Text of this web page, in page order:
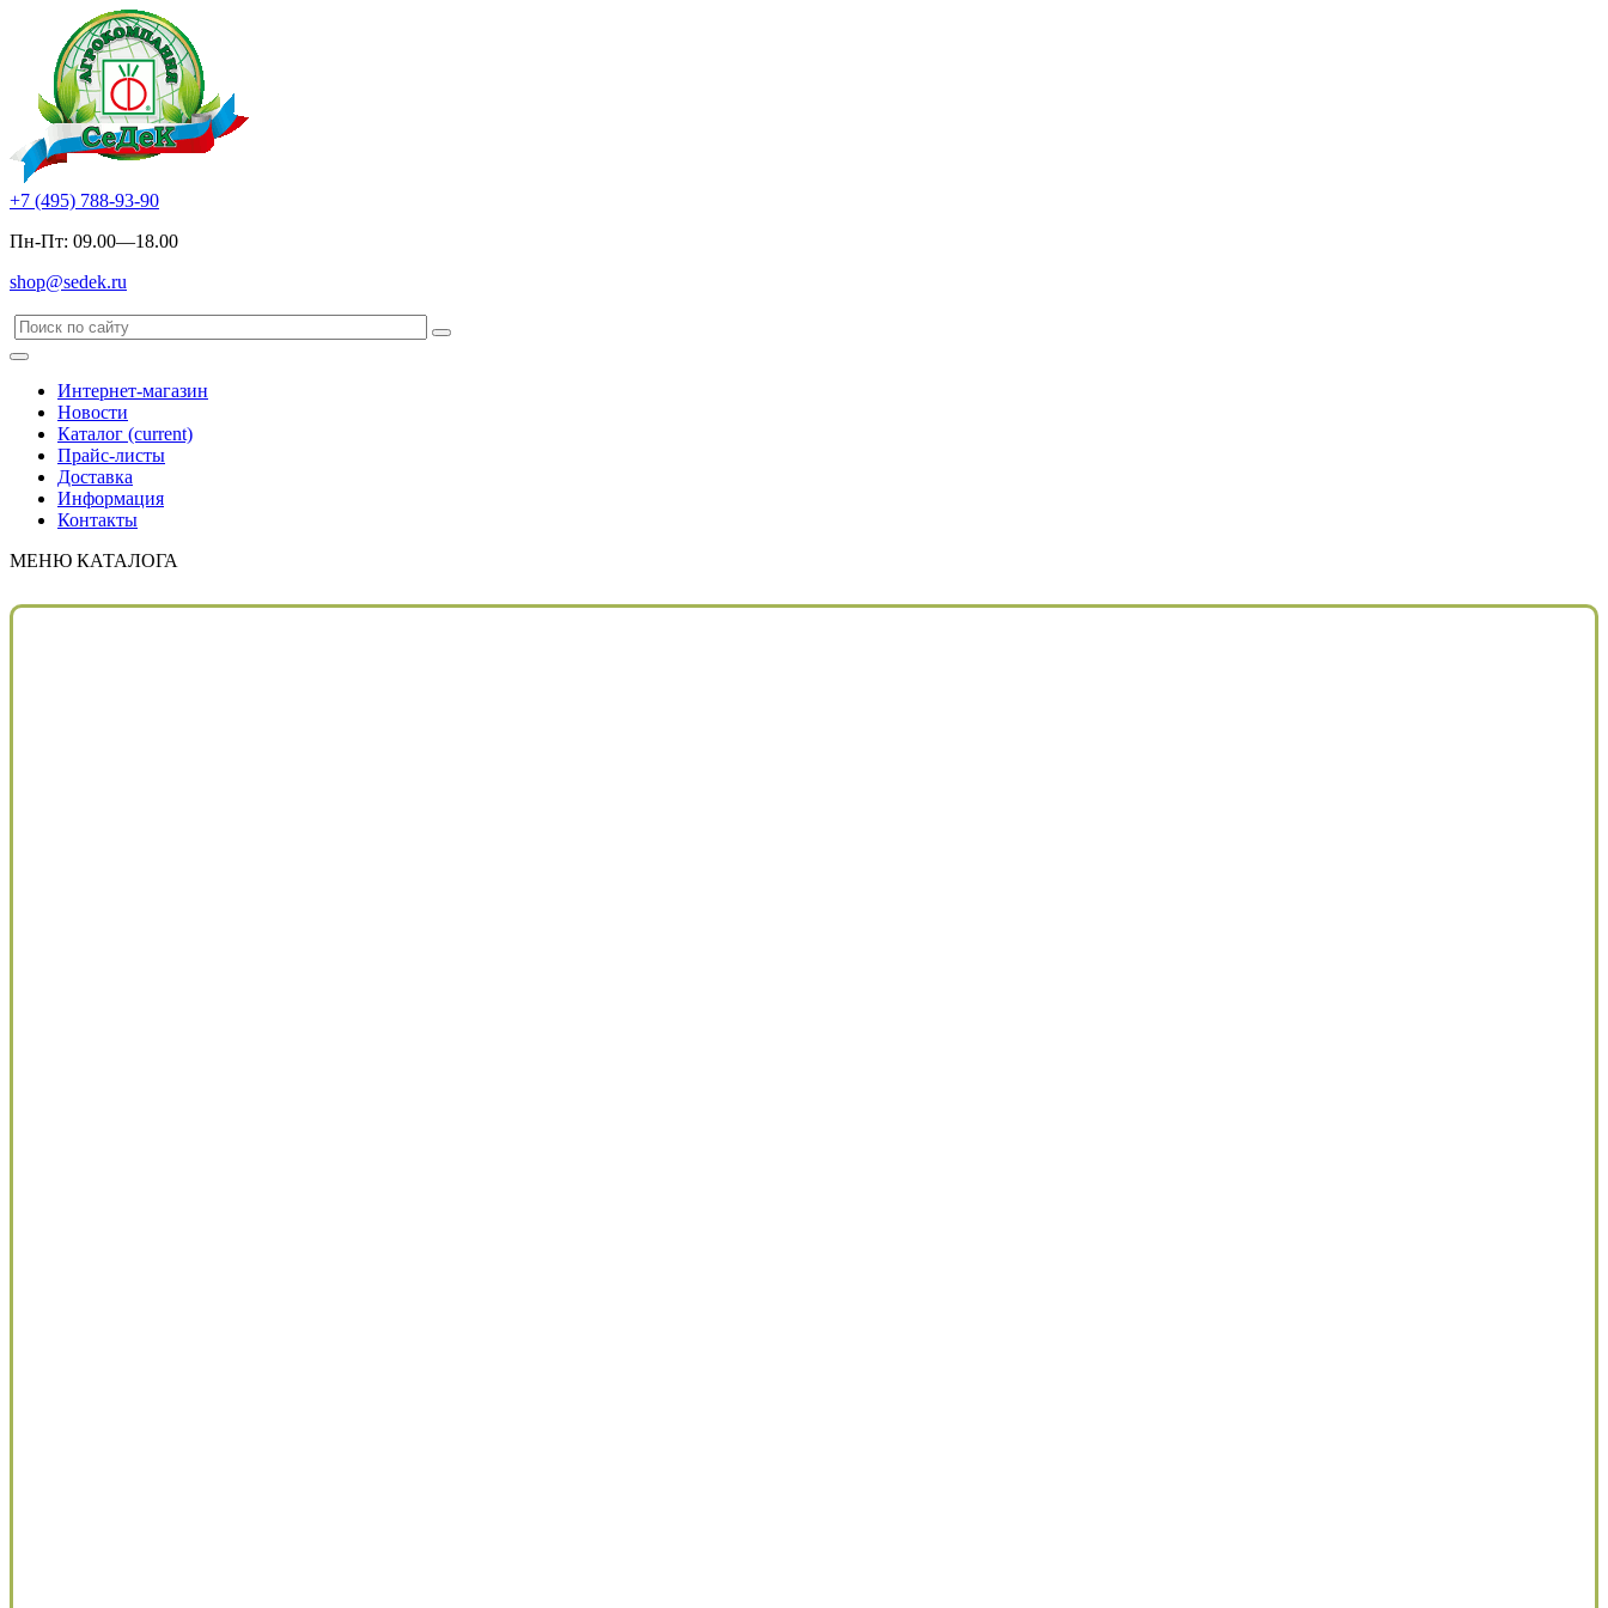
+7 (495) 788-93-90
Пн-Пт: 09.00—18.00
shop@sedek.ru
Интернет-магазин
Новости
Каталог (current)
Прайс-листы
Доставка
Информация
Контакты
МЕНЮ КАТАЛОГА